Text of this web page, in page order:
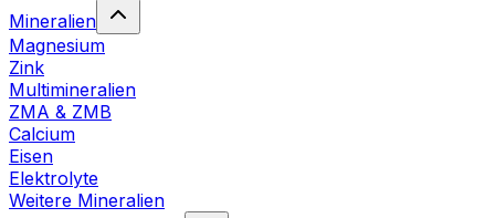
Mineralien
Magnesium
Zink
Multimineralien
ZMA & ZMB
Calcium
Eisen
Elektrolyte
Weitere Mineralien